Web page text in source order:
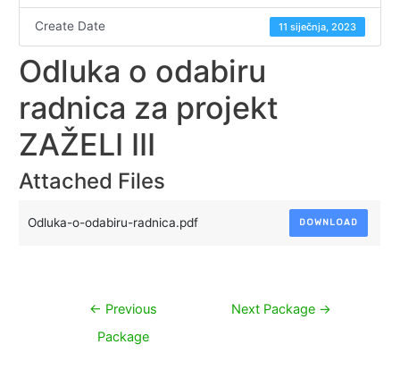
Create Date 11 siječnja, 2023
Odluka o odabiru
radnica za projekt
ZAŽELI III
Attached Files
Odluka-o-odabiru-radnica.pdf DOWNLOAD
Navigacija
← Previous
Package
Next Package →